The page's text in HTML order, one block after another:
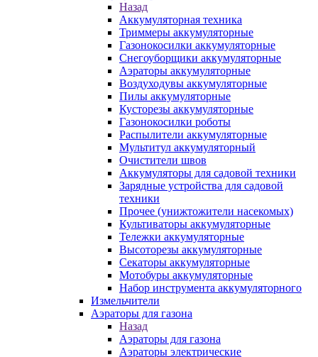
Назад
Аккумуляторная техника
Триммеры аккумуляторные
Газонокосилки аккумуляторные
Снегоуборщики аккумуляторные
Аэраторы аккумуляторные
Воздуходувы аккумуляторные
Пилы аккумуляторные
Кусторезы аккумуляторные
Газонокосилки роботы
Распылители аккумуляторные
Мультитул аккумуляторный
Очистители швов
Аккумуляторы для садовой техники
Зарядные устройства для садовой
техники
Прочее (унижтожители насекомых)
Культиваторы аккумуляторные
Тележки аккумуляторные
Высоторезы аккумуляторные
Секаторы аккумуляторные
Мотобуры аккумуляторные
Набор инструмента аккумуляторного
Измельчители
Аэраторы для газона
Назад
Аэраторы для газона
Аэраторы электрические